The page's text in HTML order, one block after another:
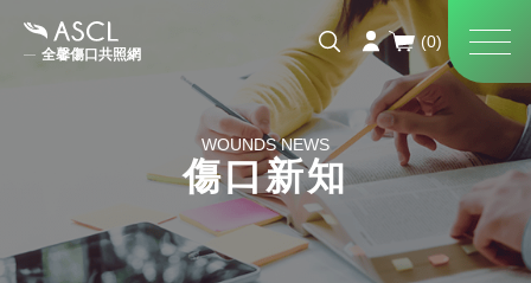
全馨傷口共照網
WOUNDS NEWS
傷口新知